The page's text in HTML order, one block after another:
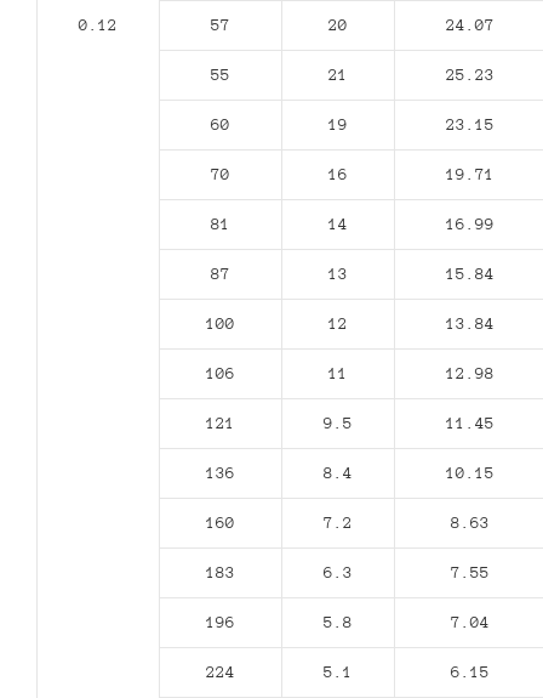
0.12 57 20 24.07
55 21 25.23
60 19 23.15
70 16 19.71
81 14 16.99
87 13 15.84
100 12 13.84
106 11 12.98
121 9.5 11.45
136 8.4 10.15
160 7.2 8.63
183 6.3 7.55
196 5.8 7.04
224 5.1 6.15